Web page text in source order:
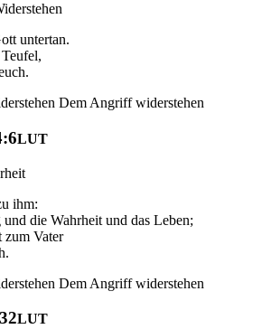
untertan.
Dem Angriff widerstehen
LUT
ihm:
die Wahrheit und das Leben;
zum Vater
Dem Angriff widerstehen
LUT